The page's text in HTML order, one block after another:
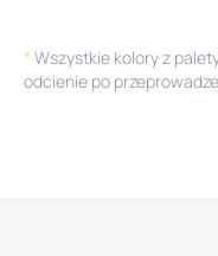
* Wszystkie kolory z
odcienie po